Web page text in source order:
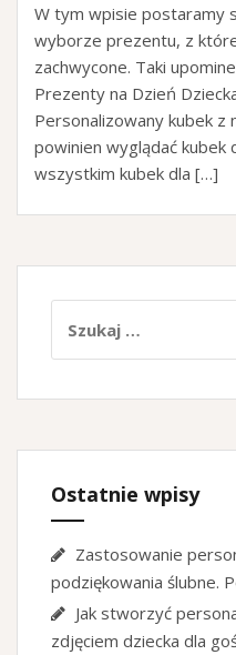
W tym wpisie postaramy
wyborze prezentu, z
zachwycone. Taki
Prezenty na Dzień
Personalizowany kubek z
powinien wyglądać kubek
wszystkim kubek dla […]
Ostatnie wpisy
Zastosowanie
podziękowania ślubne.
Jak stworzyć
zdjęciem dziecka dla